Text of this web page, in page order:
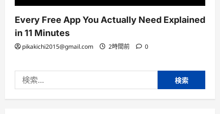
Every Free App You Actually Need Explained
in 11 Minutes
pikakichi2015@gmail.com 2時間前 0
索: